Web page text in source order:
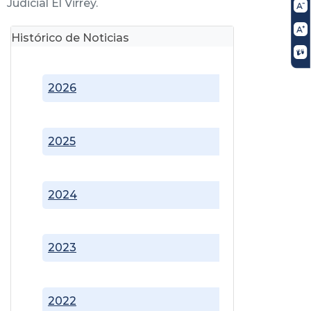
Judicial El Virrey.
Histórico de Noticias
2022
2023
2024
2025
2026